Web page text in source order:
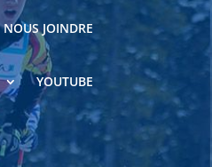
NOUS JOINDRE
YOUTUBE